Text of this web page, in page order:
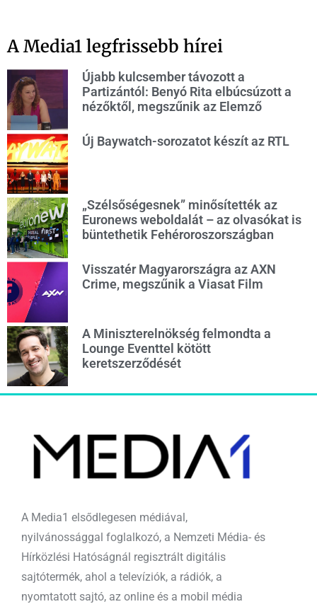
A Media1 legfrissebb hírei
Újabb kulcsember távozott a
Partizántól: Benyó Rita elbúcsúzott a
nézőktől, megszűnik az Elemző
Új Baywatch-sorozatot készít az RTL
„Szélsőségesnek” minősítették az
Euronews weboldalát – az olvasókat is
büntethetik Fehéroroszországban
Visszatér Magyarországra az AXN
Crime, megszűnik a Viasat Film
A Miniszterelnökség felmondta a
Lounge Eventtel kötött
keretszerződését
A Media1 elsődlegesen médiával,
nyilvánossággal foglalkozó, a Nemzeti Média- és
Hírközlési Hatóságnál regisztrált digitális
sajtótermék, ahol a televíziók, a rádiók, a
nyomtatott sajtó, az online és a mobil média